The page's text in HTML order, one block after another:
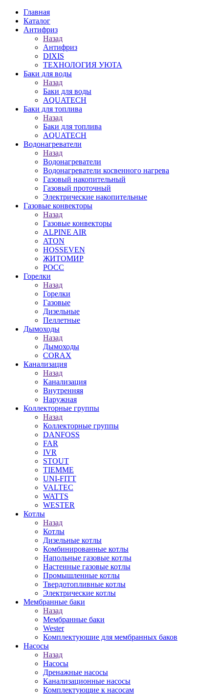
Главная
Каталог
Антифриз
Назад
Антифриз
DIXIS
ТЕХНОЛОГИЯ УЮТА
Баки для воды
Назад
Баки для воды
AQUATECH
Баки для топлива
Назад
Баки для топлива
AQUATECH
Водонагреватели
Назад
Водонагреватели
Водонагреватели косвенного нагрева
Газовый накопительный
Газовый проточный
Электрические накопительные
Газовые конвекторы
Назад
Газовые конвекторы
ALPINE AIR
ATON
HOSSEVEN
ЖИТОМИР
РОСС
Горелки
Назад
Горелки
Газовые
Дизельные
Пеллетные
Дымоходы
Назад
Дымоходы
CORAX
Канализация
Назад
Канализация
Внутренняя
Наружная
Коллекторные группы
Назад
Коллекторные группы
DANFOSS
FAR
IVR
STOUT
TIEMME
UNI-FITT
VALTEC
WATTS
WESTER
Котлы
Назад
Котлы
Дизельные котлы
Комбинированные котлы
Напольные газовые котлы
Настенные газовые котлы
Промышленные котлы
Твердотопливные котлы
Электрические котлы
Мембранные баки
Назад
Мембранные баки
Wester
Комплектуюшие для мембранных баков
Насосы
Назад
Насосы
Дренажные насосы
Канализационные насосы
Комплектующие к насосам